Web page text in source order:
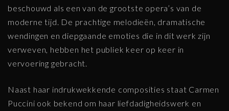
beschouwd als een van de grootste opera’s van de
moderne tijd. De prachtige melodieën, dramatische
wendingen en diepgaande emoties die in dit werk zijn
verweven, hebben het publiek keer op keer in
vervoering gebracht.
Naast haar indrukwekkende composities staat Carmen
Puccini ook bekend om haar liefdadigheidswerk en